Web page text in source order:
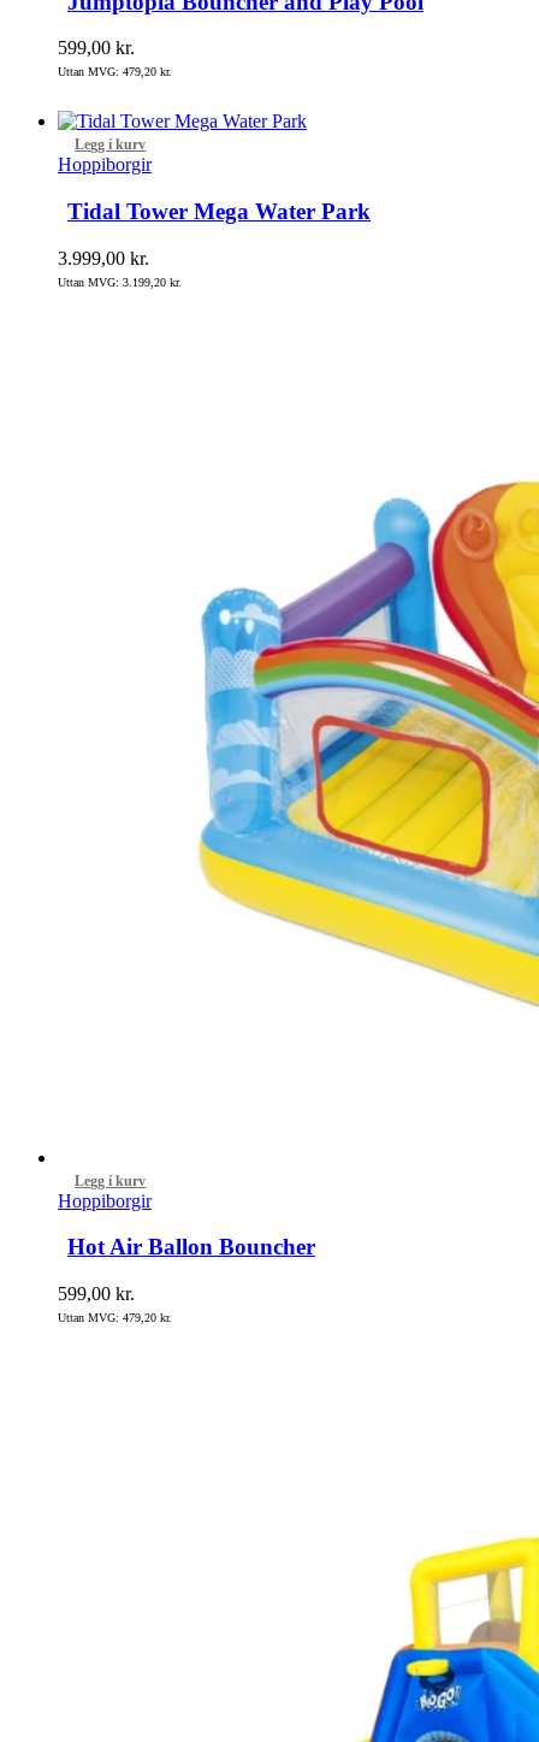
599,00 kr.
Uttan MVG: 479,20 kr.
Legg í kurv
Hoppiborgir
Tidal Tower Mega Water Park
3.999,00 kr.
Uttan MVG: 3.199,20 kr.
Legg í kurv
Hoppiborgir
Hot Air Ballon Bouncher
599,00 kr.
Uttan MVG: 479,20 kr.